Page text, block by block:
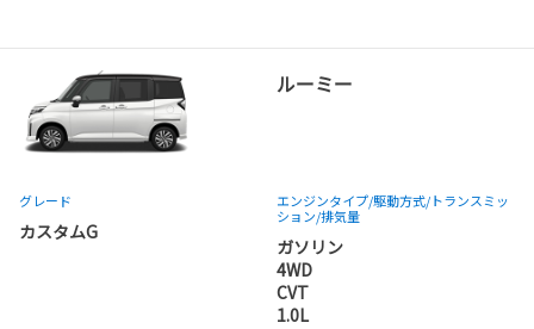
ルーミー
グレード
カスタムG
エンジンタイプ/駆動方式/トランスミッ
ション/排気量
ガソリン
4WD
CVT
1.0L